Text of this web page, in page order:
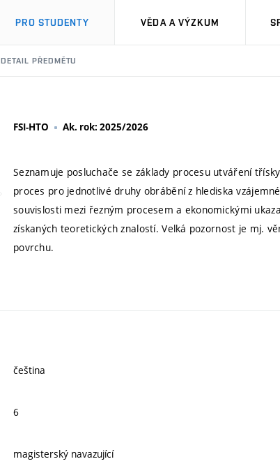
PRO STUDENTY VĚDA A VÝZKUM
DETAIL PŘEDMĚTU
FSI-HTO Ak. rok: 2025/2026
Seznamuje posluchače se základy procesu utváření
proces pro jednotlivé druhy obrábění z hlediska
souvislosti mezi řezným procesem a ekonomickými
získaných teoretických znalostí. Velká pozornost je mj.
povrchu.
čeština
6
magisterský navazující